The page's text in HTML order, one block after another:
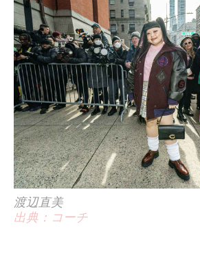
渡辺直美
出典：コーチ